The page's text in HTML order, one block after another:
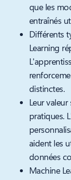
que les
entraînés
Différents
Learning
distinctes.
Leur
pratiques.
aident les
données
Machine